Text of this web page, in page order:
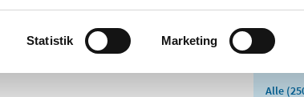
Statistik Marketing
Alle